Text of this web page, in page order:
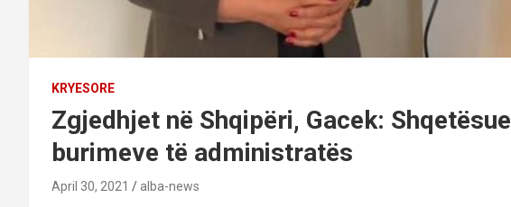
KRYESORE
Zgjedhjet në Shqipëri, Gacek:
burimeve të administratës
April 30, 2021 alba-news